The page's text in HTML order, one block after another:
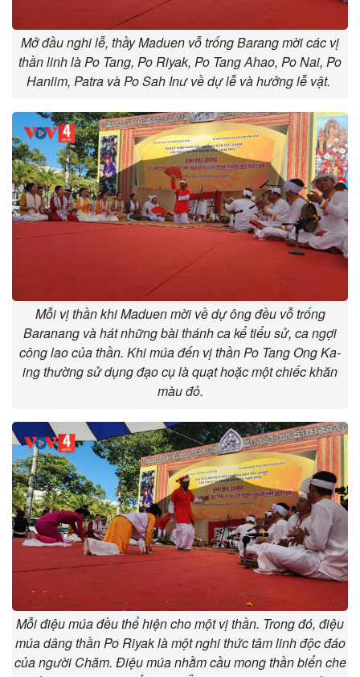
Mở đầu nghi lễ, thầy Maduen vỗ trống Barang mời các vị
thần linh là Po Tang, Po Riyak, Po Tang Ahao, Po Nai, Po
Haniim, Patra và Po Sah Inư về dự lễ và hưởng lễ vật.
Mỗi vị thần khi Maduen mời về dự ông đều vỗ trống
Baranang và hát những bài thánh ca kể tiểu sử, ca ngợi
công lao của thần. Khi múa đến vị thần Po Tang Ong Ka-
ing thường sử dụng đạo cụ là quạt hoặc một chiếc khăn
màu đỏ.
Mỗi điệu múa đều thể hiện cho một vị thần. Trong đó, điệu
múa dâng thần Po Riyak là một nghi thức tâm linh độc đáo
của người Chăm. Điệu múa nhằm cầu mong thần biển che